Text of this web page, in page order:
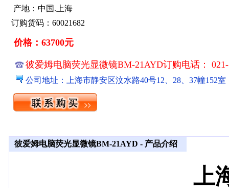
产地：中国.上海
订购货码：60021682
价格：63700元
彼爱姆电脑荧光显微镜BM-21AYD订购电话： 021-
公司地址：上海市静安区汶水路40号12、28、37幢152室
彼爱姆电脑荧光显微镜BM-21AYD - 产品介绍
上